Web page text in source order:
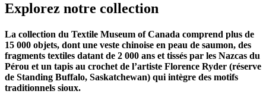
Explorez notre collection
La collection du Textile Museum of Canada comprend plus de
15 000 objets, dont une veste chinoise en peau de saumon, des
fragments textiles datant de 2 000 ans et tissés par les Nazcas du
Pérou et un tapis au crochet de l’artiste Florence Ryder (réserve
de Standing Buffalo, Saskatchewan) qui intègre des motifs
traditionnels sioux.